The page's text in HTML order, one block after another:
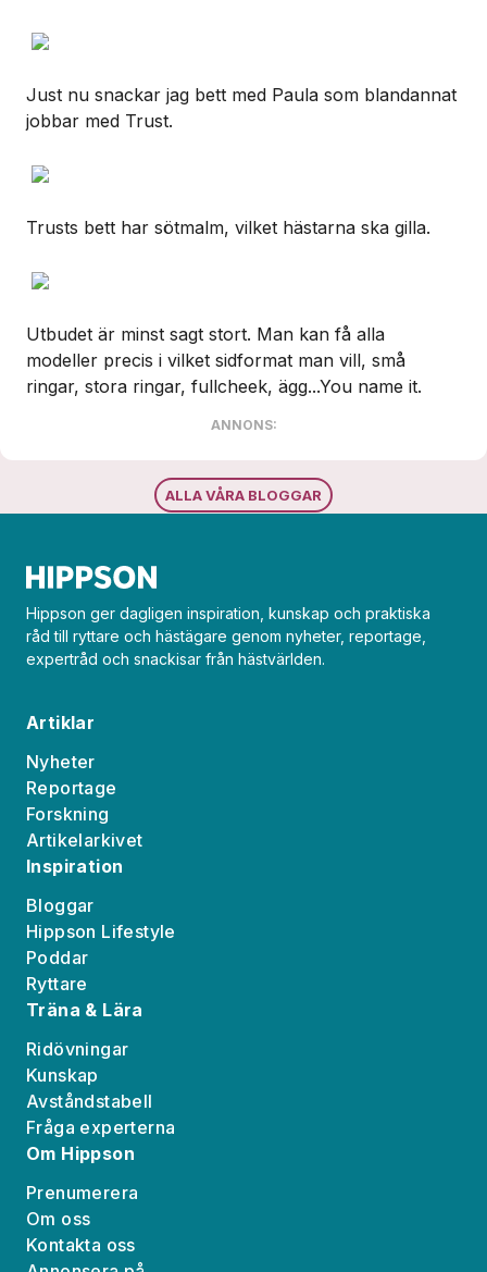
Just nu snackar jag bett med Paula som blandannat
jobbar med Trust.
Trusts bett har sötmalm, vilket hästarna ska gilla.
Utbudet är minst sagt stort. Man kan få alla
modeller precis i vilket sidformat man vill, små
ringar, stora ringar, fullcheek, ägg...You name it.
ANNONS:
ALLA VÅRA BLOGGAR
Hippson ger dagligen inspiration, kunskap och praktiska
råd till ryttare och hästägare genom nyheter, reportage,
expertråd och snackisar från hästvärlden.
Artiklar
Nyheter
Reportage
Forskning
Artikelarkivet
Inspiration
Bloggar
Hippson Lifestyle
Poddar
Ryttare
Träna & Lära
Ridövningar
Kunskap
Avståndstabell
Fråga experterna
Om Hippson
Prenumerera
Om oss
Kontakta oss